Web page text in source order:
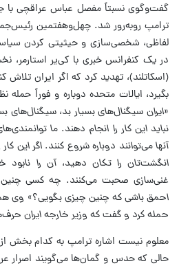
گفت‌وگوی نسبتاً مفصل عباس عراقچی با
ترامپ روبه‌رور شد. چهل‌وهفتمین
لفاظی، شخصی‌سازی و حیثیتی کردن
در یک کنفرانس خبری با کی‌یر استارمر،
(اسکاتلند)، تهدید کرد که اگر ایران تلاش
بگیرد، ایالات متحده دوباره و فوراً
«ایران سیگنال‌های بسیار بد، سیگنال‌های
نباید این کار را انجام دهند. ما
آنها می‌توانند دوباره شروع کنند. اگر این کار
انگشت‌تان را تکان دهید، آن را نابود
غنی‌سازی صحبت می‌کنند. چه کسی چنین
احمق باشی که چنین چیزی بگویی؟» وی
حمله کرد و گفت که وزیر خارجه ایران
معلوم نیست اشاره ترامپ به کدام
حالی که حدس و گمان‌ها می‌گویند اصرار